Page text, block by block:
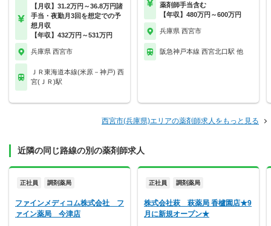
【月収】31.2万円～36.8万円諸
手当・夜勤月3回を想定での予
想月収
【年収】432万円～531万円
兵庫県 西宮市
ＪＲ東海道本線(米原－神戸) 西
宮(ＪＲ)駅
薬剤師手当含む
【年収】480万円～600万円
兵庫県 西宮市
阪急神戸本線 西宮北口駅 他
西宮市(兵庫県)エリアの薬剤師求人をもっと見る
近隣の同じ路線の別の薬剤師求人
正社員 調剤薬局
ファインメディコム株式会社 フ
ァイン薬局 今津店
正社員 調剤薬局
株式会社萩 萩薬局 香櫨園店★9
月に新規オープン★